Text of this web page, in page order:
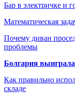
Бар в электричке и
Математическая
Почему диван
проблемы
Болгария
Как правильно
складе